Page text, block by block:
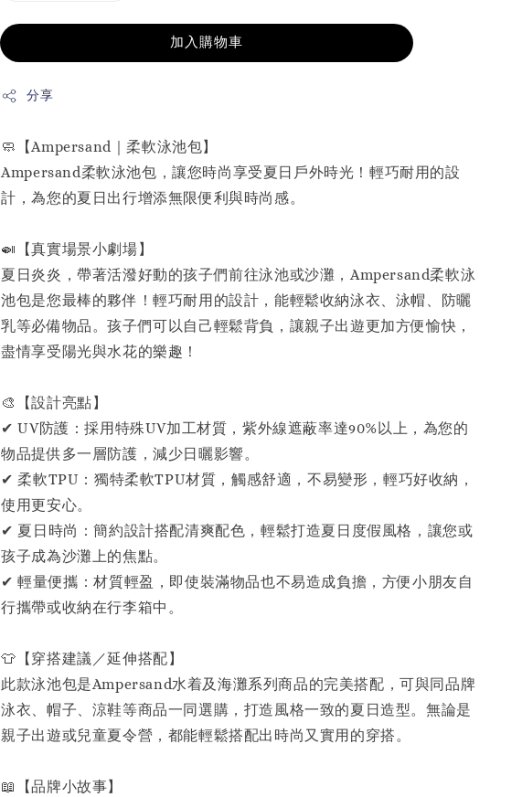
加入購物車
分享
🧼【Ampersand｜柔軟泳池包】
Ampersand柔軟泳池包，讓您時尚享受夏日戶外時光！輕巧耐用的設
計，為您的夏日出行增添無限便利與時尚感。
🍛【真實場景小劇場】
夏日炎炎，帶著活潑好動的孩子們前往泳池或沙灘，Ampersand柔軟泳
池包是您最棒的夥伴！輕巧耐用的設計，能輕鬆收納泳衣、泳帽、防曬
乳等必備物品。孩子們可以自己輕鬆背負，讓親子出遊更加方便愉快，
盡情享受陽光與水花的樂趣！
🎨【設計亮點】
✔ UV防護：採用特殊UV加工材質，紫外線遮蔽率達90%以上，為您的
物品提供多一層防護，減少日曬影響。
✔ 柔軟TPU：獨特柔軟TPU材質，觸感舒適，不易變形，輕巧好收納，
使用更安心。
✔ 夏日時尚：簡約設計搭配清爽配色，輕鬆打造夏日度假風格，讓您或
孩子成為沙灘上的焦點。
✔ 輕量便攜：材質輕盈，即使裝滿物品也不易造成負擔，方便小朋友自
行攜帶或收納在行李箱中。
👕【穿搭建議／延伸搭配】
此款泳池包是Ampersand水着及海灘系列商品的完美搭配，可與同品牌
泳衣、帽子、涼鞋等商品一同選購，打造風格一致的夏日造型。無論是
親子出遊或兒童夏令營，都能輕鬆搭配出時尚又實用的穿搭。
📖【品牌小故事】